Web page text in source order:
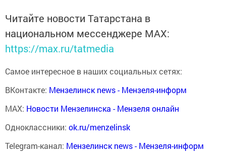
Читайте новости Татарстана в
национальном мессенджере MАХ:
https://max.ru/tatmedia
Самое интересное в наших социальных сетях:
ВКонтакте: Мензелинск news - Мензеля-информ
MAX: Новости Мензелинска - Мензеля онлайн
Одноклассники: ok.ru/menzelinsk
Telegram-канал: Мензелинск news - Мензеля-информ